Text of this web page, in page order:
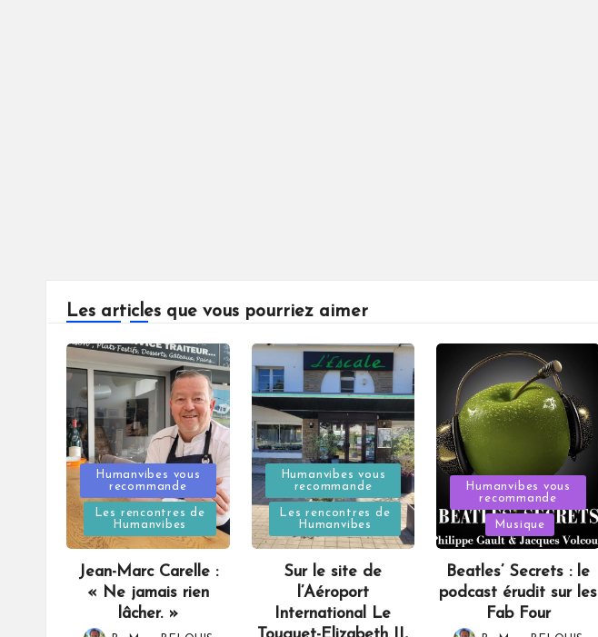
Les articles que vous pourriez aimer
Posted
in
Humanvibes vous
recommande
Les rencontres de
Humanvibes
Jean-Marc Carelle :
« Ne jamais rien
lâcher. »
Posted
in
Humanvibes vous
recommande
Les rencontres de
Humanvibes
Sur le site de
l’Aéroport
International Le
Posted
in
Humanvibes vous
recommande
Musique
Beatles’ Secrets : le
podcast érudit sur les
Fab Four